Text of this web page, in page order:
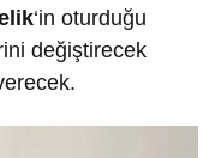
‘in oturduğu
değiştirecek